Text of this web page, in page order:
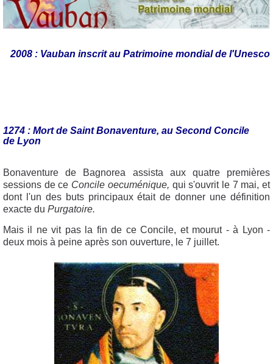
2008 : Vauban inscrit au Patrimoine mondial de l'Unesco
1274 : Mort de Saint Bonaventure, au Second Concile
de Lyon
Bonaventure de Bagnorea assista aux quatre premières
sessions de ce Concile oecuménique, qui s'ouvrit le 7 mai, et
dont l'un des buts principaux était de donner une définition
exacte du Purgatoire.
Mais il ne vit pas la fin de ce Concile, et mourut - à Lyon -
deux mois à peine après son ouverture, le 7 juillet.